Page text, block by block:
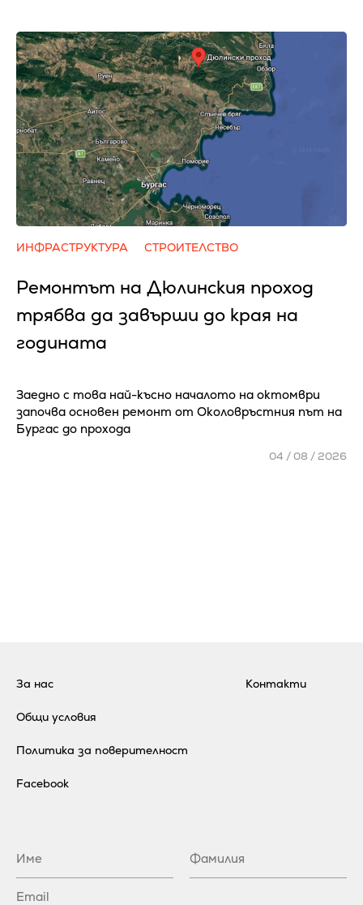
ИНФРАСТРУКТУРА СТРОИТЕЛСТВО
Ремонтът на Дюлинския проход
трябва да завърши до края на
годината
Заедно с това най-късно началото на октомври
започва основен ремонт от Околовръстния път на
Бургас до прохода
04 / 08 / 2026
За нас
Общи условия
Политика за поверителност
Контакти
Facebook